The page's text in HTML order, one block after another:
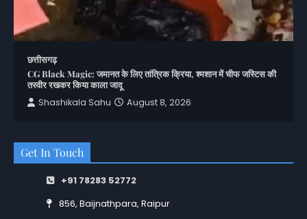
छत्तीसगढ़
CG Black Magic: जमानत के लिए तांत्रिक क्रिया, श्मशान में चीफ जस्टिस की
तस्वीर रखकर किया काला जादू
Shashikala Sahu
August 8, 2026
Get In Touch
+91 78283 52772
856, Baijnathpara, Raipur